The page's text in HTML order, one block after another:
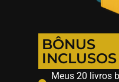
BÔNUS
INCLUSOS
Meus 20 livros